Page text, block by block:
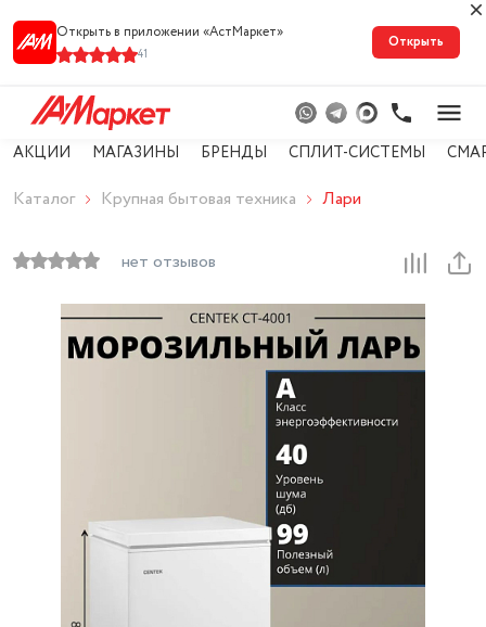
Открыть в приложении «АстМарке‪т‬»
41
Открыть
АКЦИИ МАГАЗИНЫ БРЕНДЫ СПЛИТ-СИСТЕМЫ
Каталог Крупная бытовая техника Лари
нет отзывов